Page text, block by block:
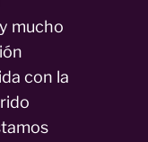
mucho
con la